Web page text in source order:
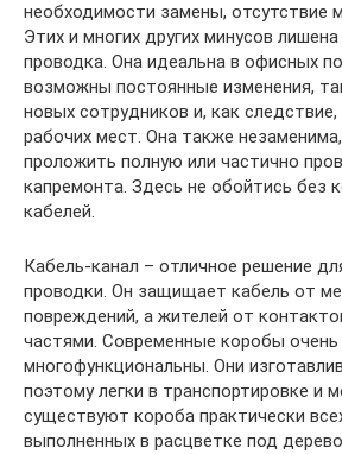
необходимости замены, отсутствие
Этих и многих других минусов
проводка. Она идеальна в офисных
возможны постоянные изменения,
новых сотрудников и, как
рабочих мест. Она также
проложить полную или частично
капремонта. Здесь не обойтись без
кабелей.
Кабель-канал – отличное решение
проводки. Он защищает кабель от
повреждений, а жителей от
частями. Современные коробы
многофункциональны. Они
поэтому легки в транспортировке и
существуют короба практически
выполненных в расцветке под